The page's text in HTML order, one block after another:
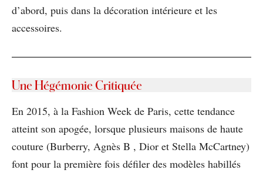
d’abord, puis dans la décoration intérieure et les
accessoires.
Une Hégémonie Critiquée
En 2015, à la Fashion Week de Paris, cette tendance
atteint son apogée, lorsque plusieurs maisons de haute
couture (Burberry, Agnès B , Dior et Stella McCartney)
font pour la première fois défiler des modèles habillés